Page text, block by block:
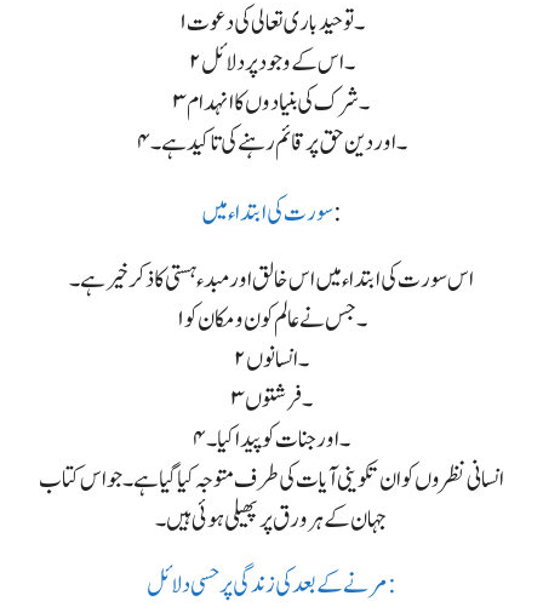
۱۔ توحید باری تعالی کی دعوت
۲۔ اس کے وجود پر دلائل
۳۔ شرک کی بنیادوں کا انہدام
۴۔ اور دین حق پر قائم رہنے کی تاکید ہے۔
سورت کی ابتداء میں:
اس سورت کی ابتداء میں اس خالق اور مبدء ہستی کا ذکر خیر ہے۔
۱۔ جس نے عالم کون و مکان کو
۲۔ انسانوں
۳۔ فرشتوں
۴۔ اور جنات کو پیدا کیا۔
انسانی نظروں کو ان تکوینی آیات کی طرف متوجہ کیا گیا ہے۔ جو اس کتاب
جہان کے ہر ورق پر پھیلی ہوئی ہیں۔
مرنے کے بعد کی زندگی پرحسی دلائل: